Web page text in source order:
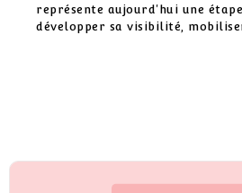
représente aujourd'hui une
développer sa visibilité,